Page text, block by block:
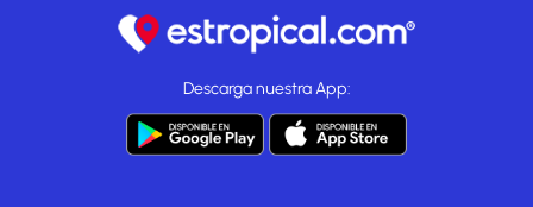
Descarga nuestra App: